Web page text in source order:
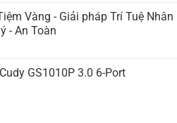
Vàng - Giải pháp Trí Tuệ Nhân
- An Toàn
GS1010P 3.0 6-Port